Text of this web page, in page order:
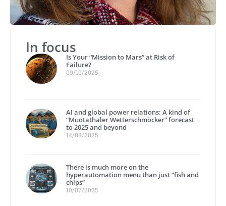
In focus
Is Your “Mission to Mars” at Risk of
Failure?
09/10/2025
AI and global power relations: A kind of
“Muotathaler Wetterschmöcker” forecast
to 2025 and beyond
14/08/2025
There is much more on the
hyperautomation menu than just “fish and
chips”
10/07/2025